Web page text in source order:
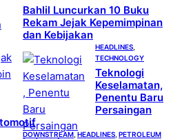
Bahlil Luncurkan 10 Buku
Rekam Jejak Kepemimpinan
dan Kebijakan
HEADLINES
TECHNOLOGY
Teknologi
Keselamatan,
Penentu Baru
Persaingan
DOWNSTREAM HEADLINES PETROLEUM